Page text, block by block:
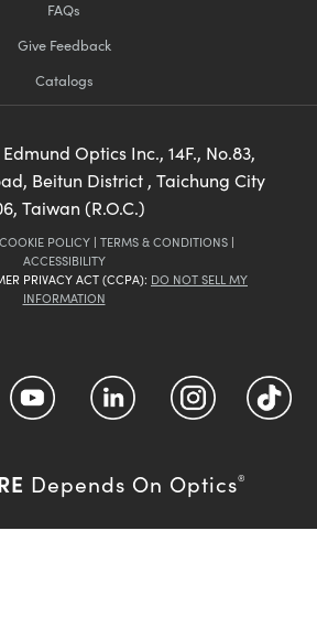
FAQs
Give Feedback
Catalogs
Optics Inc., 14F., No.83,
Beitun District , Taichung City
Taiwan (R.O.C.)
COOKIE POLICY | TERMS & CONDITIONS |
ACCESSIBILITY
PRIVACY ACT (CCPA): DO NOT SELL MY
INFORMATION
Depends On Optics®